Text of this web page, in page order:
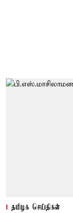
தமிழக செய்திகள்